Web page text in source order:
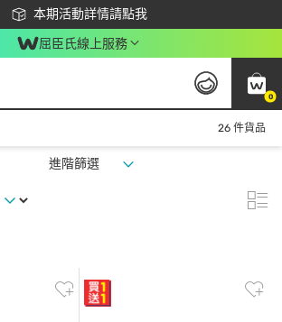
本期活動詳情請點我
下載app最高回饋$350
屈臣氏線上服務
0
26 件貨品
進階篩選